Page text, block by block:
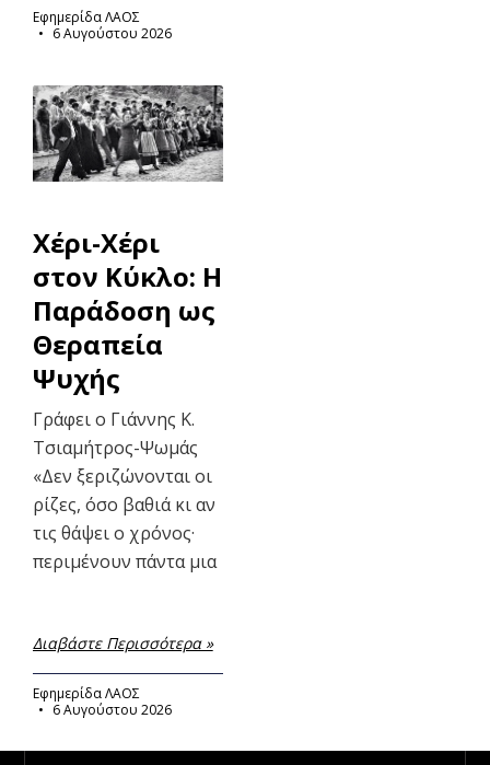
Εφημερίδα ΛΑΟΣ
6 Αυγούστου 2026
Χέρι-Χέρι
στον Κύκλο: Η
Παράδοση ως
Θεραπεία
Ψυχής
Γράφει ο Γιάννης Κ.
Τσιαμήτρος-Ψωμάς
«Δεν ξεριζώνονται οι
ρίζες, όσο βαθιά κι αν
τις θάψει ο χρόνος·
περιμένουν πάντα μια
Διαβάστε Περισσότερα »
Εφημερίδα ΛΑΟΣ
6 Αυγούστου 2026